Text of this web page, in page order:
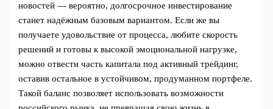
новостей — вероятно, долгосрочное инвестирование
станет надёжным базовым вариантом. Если же вы
получаете удовольствие от процесса, любите скорость
решений и готовы к высокой эмоциональной нагрузке,
можно отвести часть капитала под активный трейдинг,
оставив остальное в устойчивом, продуманном портфеле.
Такой баланс позволяет использовать возможности